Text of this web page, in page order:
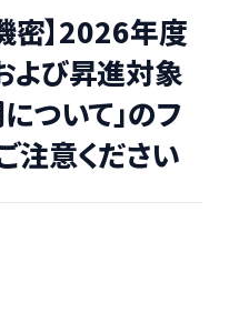
密】2026年度
よび昇進対象
ついて」のフ
注意ください